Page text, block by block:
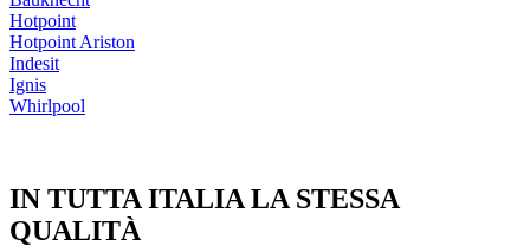
Hotpoint
Hotpoint Ariston
Indesit
Ignis
Whirlpool
IN TUTTA ITALIA LA STESSA
QUALITÀ